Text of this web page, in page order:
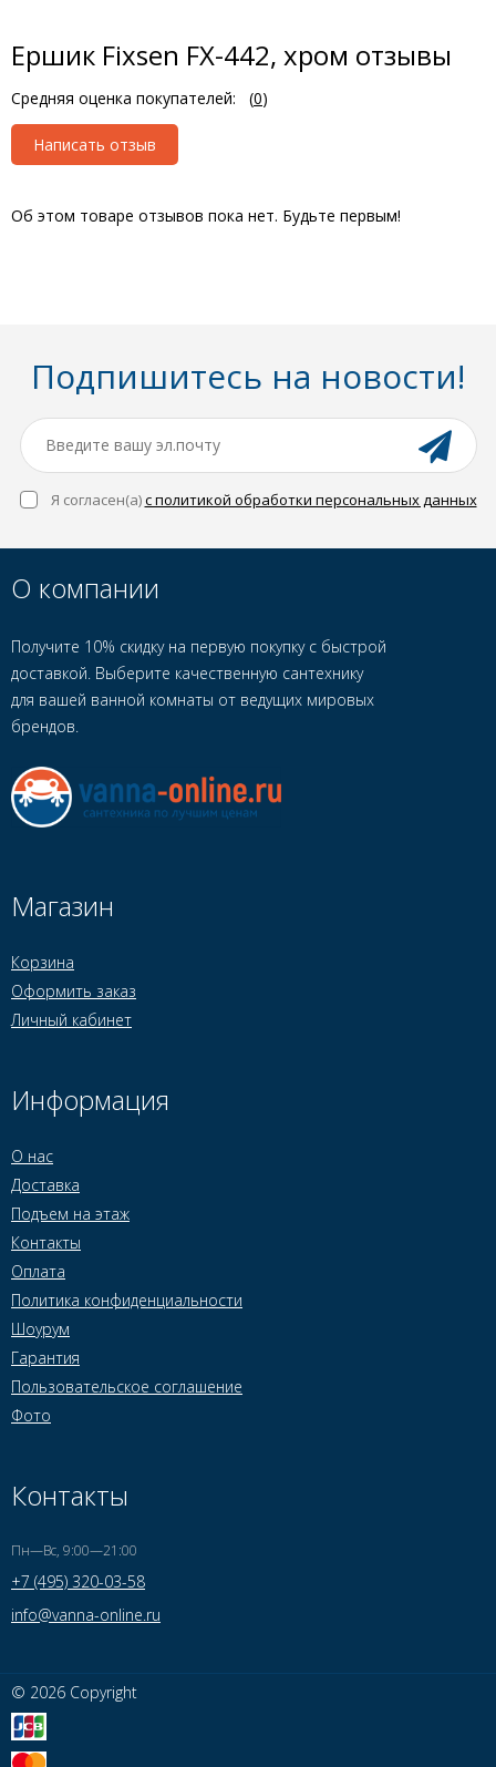
Ершик Fixsen FX-442, хром отзывы
Средняя оценка покупателей: (0)
Написать отзыв
Об этом товаре отзывов пока нет. Будьте первым!
Подпишитесь на новости!
Я согласен(a)с политикой обработки персональных данных
О компании
Получите 10% скидку на первую покупку с быстрой
доставкой. Выберите качественную сантехнику
для вашей ванной комнаты от ведущих мировых
брендов.
Магазин
Корзина
Оформить заказ
Личный кабинет
Информация
О нас
Доставка
Подъем на этаж
Контакты
Оплата
Политика конфиденциальности
Шоурум
Гарантия
Пользовательское соглашение
Фото
Контакты
Пн—Вс, 9:00—21:00
+7 (495) 320-03-58
info@vanna-online.ru
© 2026 Copyright